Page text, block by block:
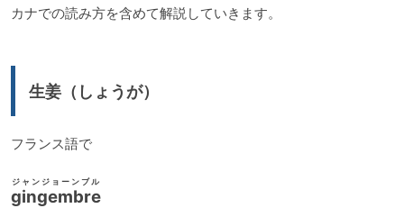
カナでの読み方を含めて解説していきます。
生姜（しょうが）
フランス語で
gingembre
ジャンジョーンブル